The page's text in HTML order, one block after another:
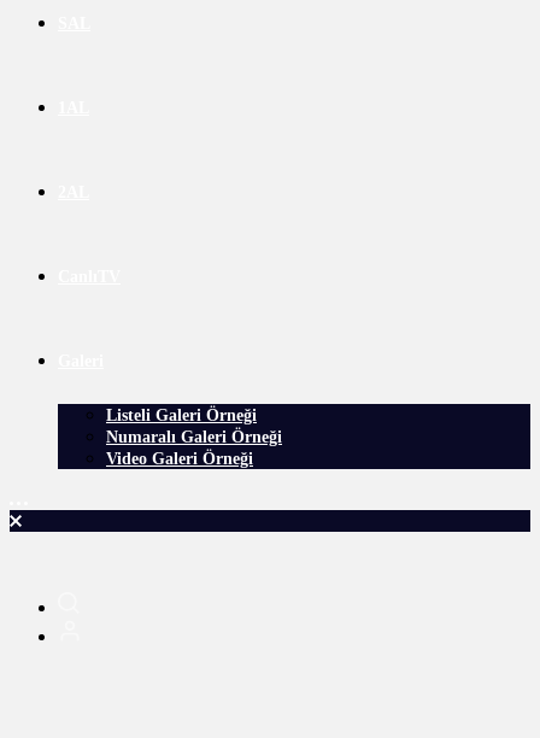
Listeli Galeri Örneği
Numaralı Galeri Örneği
Video Galeri Örneği